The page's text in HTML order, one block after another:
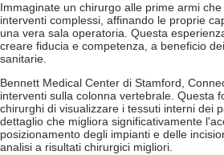
Immaginate un chirurgo alle prime armi
interventi complessi, affinando le proprie
una vera sala operatoria. Questa
creare fiducia e competenza, a beneficio
sanitarie.
Bennett Medical Center di Stamford,
interventi sulla colonna vertebrale. Questa
chirurghi di visualizzare i tessuti interni dei
dettaglio che migliora significativamente
posizionamento degli impianti e delle
analisi a risultati chirurgici migliori.